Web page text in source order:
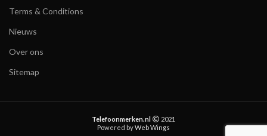
Terms & Conditions
Nieuws
Over ons
Sitemap
Telefoonmerken.nl
2021
Powered byWeb Wings